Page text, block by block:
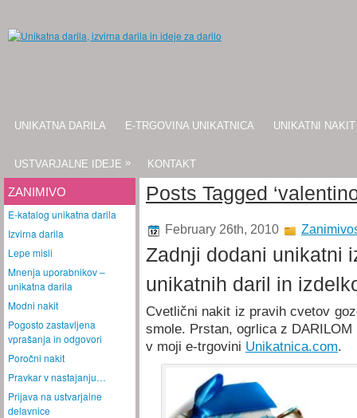
UNIKATNA DARILA E-TRGOVINA UNIKATNICA UNIKATNI NAKIT
USTVARJALNE IDEJE » KONTAKT
ZANIMIVO
E-katalog unikatna darila
Izvirna darila
Lepe misli
Mnenja uporabnikov –
unikatna darila
Modni nakit
Pogosto zastavljena
vprašanja in odgovori
Poročni nakit
Pravkar v nastajanju…
Prijava na ustvarjalne
delavnice
Posts Tagged
February 26th, 2010
Zadnji dodani unikatni
unikatnih daril in
Cvetlični nakit iz pravih cvetov
smole. Prstan, ogrlica z
v moji e-trgovini Unikatnica.com.